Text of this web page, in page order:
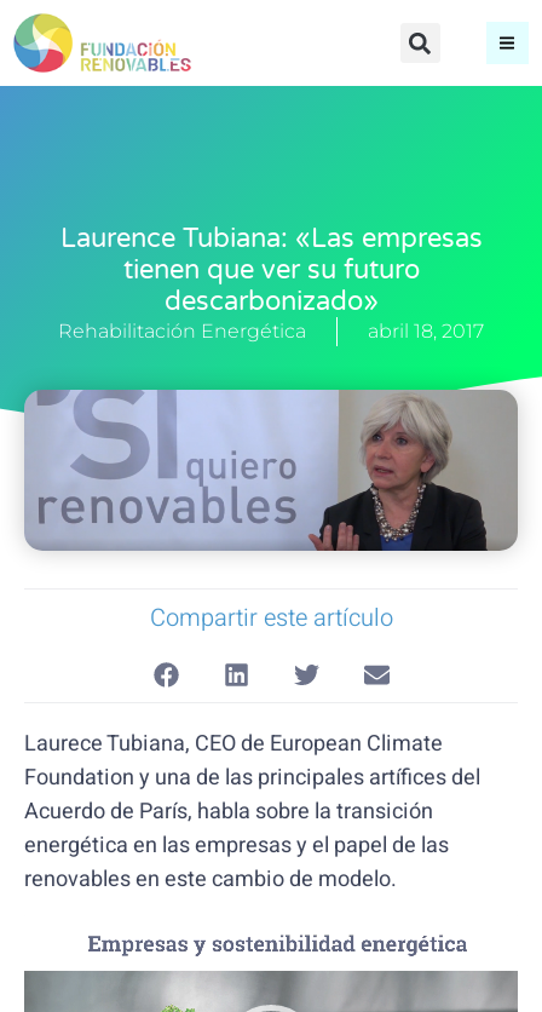
Laurence Tubiana: «Las empresas
tienen que ver su futuro
descarbonizado»
Rehabilitación Energética abril 18, 2017
Compartir este artículo
Laurece Tubiana, CEO de European Climate
Foundation y una de las principales artífices del
Acuerdo de París, habla sobre la transición
energética en las empresas y el papel de las
renovables en este cambio de modelo.
Reproductor
de